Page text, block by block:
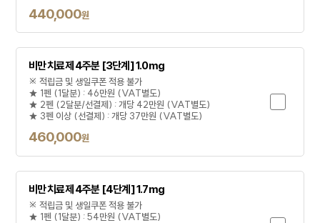
440,000원
비만 치료제 4주분 [3단계] 1.0mg
※ 적립금 및 생일쿠폰 적용 불가
★ 1펜 (1달분) : 46만원 (VAT별도)
★ 2펜 (2달분/선결제) : 개당 42만원 (VAT별도)
★ 3펜 이상 (선결제) : 개당 37만원 (VAT별도)
460,000원
비만 치료제 4주분 [4단계] 1.7mg
※ 적립금 및 생일쿠폰 적용 불가
★ 1펜 (1달분) : 54만원 (VAT별도)